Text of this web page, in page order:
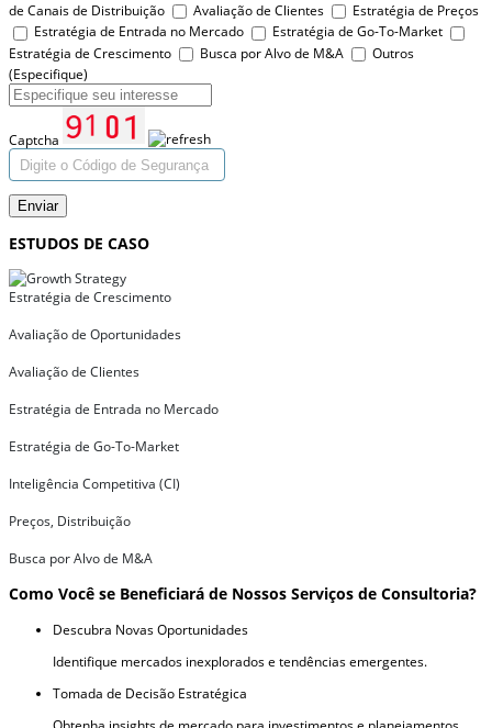
de Canais de Distribuição
Avaliação de Clientes
Estratégia de Preços
Estratégia de Entrada no Mercado
Estratégia de Go-To-Market
Estratégia de Crescimento
Busca por Alvo de M&A
Outros
(Especifique)
Captcha
Enviar
ESTUDOS DE CASO
Estratégia de Crescimento
Avaliação de Oportunidades
Avaliação de Clientes
Estratégia de Entrada no Mercado
Estratégia de Go-To-Market
Inteligência Competitiva (CI)
Preços, Distribuição
Busca por Alvo de M&A
Como Você se Beneficiará de Nossos Serviços de Consultoria?
Descubra Novas Oportunidades
Identifique mercados inexplorados e tendências emergentes.
Tomada de Decisão Estratégica